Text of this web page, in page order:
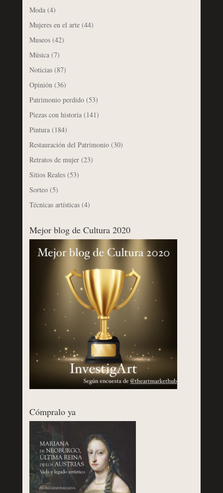
Moda(4)
Mujeres en el arte(44)
Museos(42)
Música(7)
Noticias(87)
Opinión(36)
Patrimonio perdido(53)
Piezas con historia(141)
Pintura(184)
Restauración del Patrimonio(30)
Retratos de mujer(23)
Sitios Reales(53)
Sorteo(5)
Técnicas artísticas(4)
Mejor blog de Cultura 2020
Cómpralo ya